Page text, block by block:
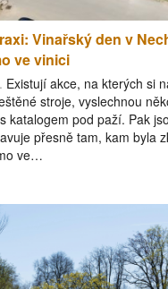
Vinařský den v
ve vinici
Existují akce, na kterých si
stroje, vyslechnou
katalogem pod paží. Pak
přesně tam, kam byla
ve…